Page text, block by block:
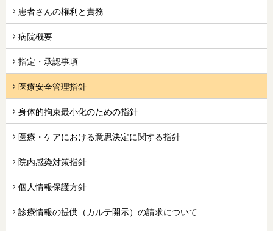
患者さんの権利と責務
病院概要
指定・承認事項
医療安全管理指針
身体的拘束最小化のための指針
医療・ケアにおける意思決定に関する指針
院内感染対策指針
個人情報保護方針
診療情報の提供（カルテ開示）の請求について